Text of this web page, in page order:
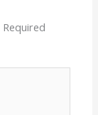
Required